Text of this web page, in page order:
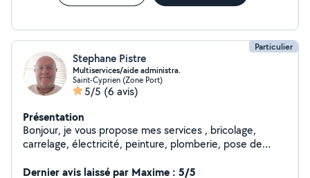
Particulier
Stephane Pistre
Multiservices/aide administra.
Saint-Cyprien (Zone Port)
5/5 (6 avis)
Présentation
Bonjour, je vous propose mes services , bricolage,
carrelage, électricité, peinture, plomberie, pose de
électrique..
Dernier avis laissé par Maxime : 5/5